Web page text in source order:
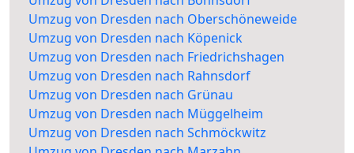
Umzug von Dresden nach Oberschöneweide
Umzug von Dresden nach Köpenick
Umzug von Dresden nach Friedrichshagen
Umzug von Dresden nach Rahnsdorf
Umzug von Dresden nach Grünau
Umzug von Dresden nach Müggelheim
Umzug von Dresden nach Schmöckwitz